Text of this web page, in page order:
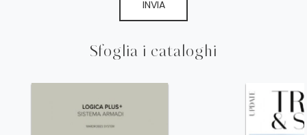
Sfoglia i cataloghi
INVIA